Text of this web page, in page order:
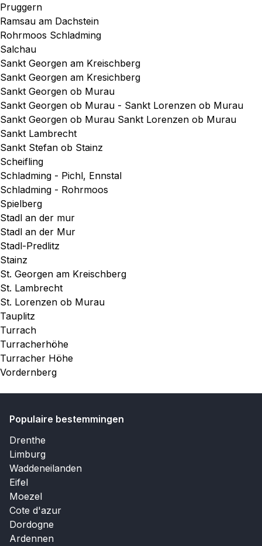
Pruggern
Ramsau am Dachstein
Rohrmoos Schladming
Salchau
Sankt Georgen am Kreischberg
Sankt Georgen am Kresichberg
Sankt Georgen ob Murau
Sankt Georgen ob Murau - Sankt Lorenzen ob Murau
Sankt Georgen ob Murau Sankt Lorenzen ob Murau
Sankt Lambrecht
Sankt Stefan ob Stainz
Scheifling
Schladming - Pichl, Ennstal
Schladming - Rohrmoos
Spielberg
Stadl an der mur
Stadl an der Mur
Stadl-Predlitz
Stainz
St. Georgen am Kreischberg
St. Lambrecht
St. Lorenzen ob Murau
Tauplitz
Turrach
Turracherhöhe
Turracher Höhe
Vordernberg
Populaire bestemmingen
Drenthe
Limburg
Waddeneilanden
Eifel
Moezel
Cote d'azur
Dordogne
Ardennen